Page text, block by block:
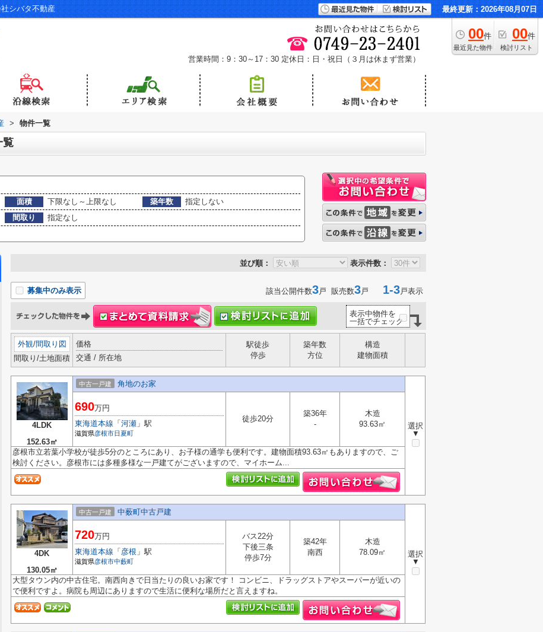
シバタ不動産 最終更新：2026年08月07日
00件
最近見た物件
00件
検討リスト
営業時間：9：30～17：30 定休日：日・祝日（３月は休まず営業）
> 物件一覧
覧
面積 下限なし～上限なし 築年数
指定しない
間取り
指定なし
並び順： 表示件数：
募集中のみ表示 該当公開件数3戸 販売数3戸 1-3戸表示
表示中物件を
一括でチェック
外観/間取り図
間取り/土地面積
価格
交通 / 所在地
駅徒歩
停歩
築年数
方位
構造
建物面積
4LDK
152.63㎡
中古一戸建 角地のお家
選択
▼
690万円
東海道本線 「 河瀬 」駅
滋賀県彦根市日夏町
徒歩20分
築36年
-
木造
93.63㎡
彦根市立若葉小学校が徒歩5分のところにあり、お子様の通学も便利です。建物面積93.63㎡もありますので、ご
検討ください。彦根市には多種多様な一戸建てがございますので、マイホーム...
4DK
130.05㎡
中古一戸建 中薮町中古戸建
選択
▼
720万円
東海道本線 「 彦根 」駅
滋賀県彦根市中藪町
バス22分
下後三条
停歩7分
築42年
南西
木造
78.09㎡
大型タウン内の中古住宅。南西向きで日当たりの良いお家です！ コンビニ、ドラッグストアやスーパーが近いの
で便利ですよ。病院も周辺にありますので生活に便利な場所だと言えますね。